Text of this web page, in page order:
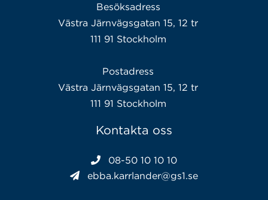
Besöksadress
Västra Järnvägsgatan 15, 12 tr
111 91 Stockholm
Postadress
Västra Järnvägsgatan 15, 12 tr
111 91 Stockholm
Kontakta oss
08-50 10 10 10
ebba.karrlander@gs1.se